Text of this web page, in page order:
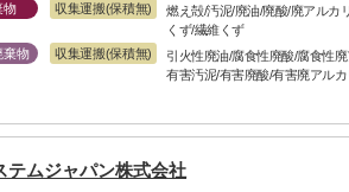
物
収集運搬(保積無)
燃え殻/汚泥/廃油/廃酸/廃アルカ
くず/繊維くず
棄物
収集運搬(保積無)
引火性廃油/腐食性廃酸/腐食性
有害汚泥/有害廃酸/有害廃アルカ
テムジャパン株式会社